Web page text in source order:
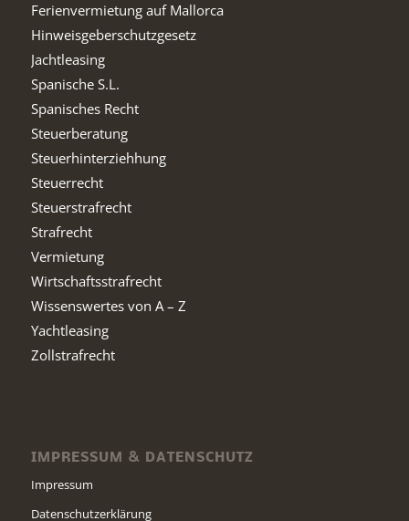
Ferienvermietung auf Mallorca
Hinweisgeberschutzgesetz
Jachtleasing
Spanische S.L.
Spanisches Recht
Steuerberatung
Steuerhinterziehhung
Steuerrecht
Steuerstrafrecht
Strafrecht
Vermietung
Wirtschaftsstrafrecht
Wissenswertes von A – Z
Yachtleasing
Zollstrafrecht
IMPRESSUM & DATENSCHUTZ
Impressum
Datenschutzerklärung